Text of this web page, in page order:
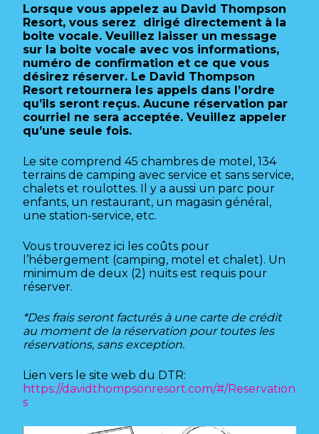
Lorsque vous appelez au David Thompson
Resort, vous serez dirigé directement à la
boite vocale. Veuillez laisser un message
sur la boite vocale avec vos informations,
numéro de confirmation et ce que vous
désirez réserver. Le David Thompson
Resort retournera les appels dans l’ordre
qu’ils seront reçus. Aucune réservation par
courriel ne sera acceptée. Veuillez appeler
qu’une seule fois.
Le site comprend 45 chambres de motel, 134
terrains de camping avec service et sans service,
chalets et roulottes. Il y a aussi un parc pour
enfants, un restaurant, un magasin général,
une station-service, etc.
Vous trouverez ici les coûts pour
l’hébergement (camping, motel et chalet). Un
minimum de deux (2) nuits est requis pour
réserver.
*Des frais seront facturés à une carte de crédit
au moment de la réservation pour toutes les
réservations, sans exception.
Lien vers le site web du DTR:
https://davidthompsonresort.com/#/Reservation
s